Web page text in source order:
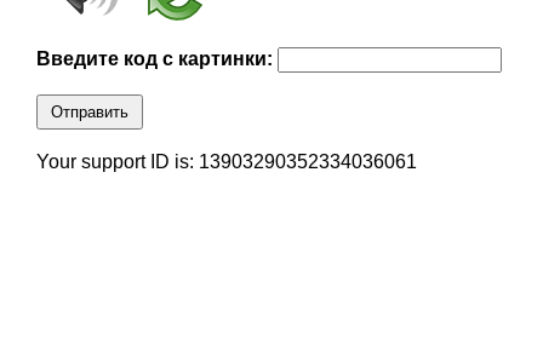
Введите код с картинки:
Отправить
Your support ID is: 13903290352334036061